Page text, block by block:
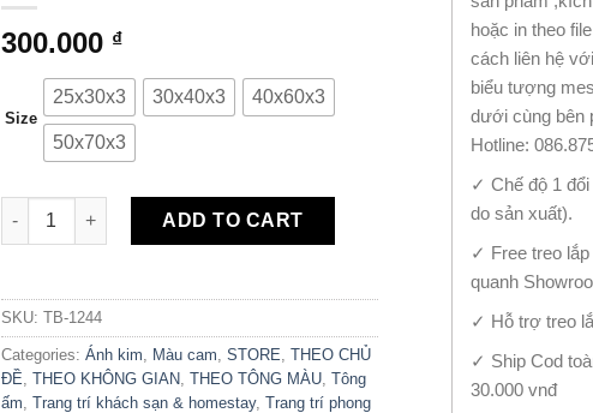
300.000 ₫
Size
25x30x3 30x40x3 40x60x3
50x70x3
Set 3 Tranh Canvas Trừu Tượng Hiện Đại TB-1244 quantity
ADD TO CART
SKU: TB-1244
Categories: Ánh kim Màu cam STORE THEO CHỦ
ĐỀ THEO KHÔNG GIAN THEO TÔNG MÀU Tông
ấm Trang trí khách sạn & homestay, Trang trí phong
hoặc in theo
cách liên hệ
biểu tượng
dưới cùng bên
Hotline:
✓ Chế độ 1
do sản xuất).
✓ Free treo
quanh
✓ Hỗ trợ treo
✓ Ship Cod
30.000 vnđ